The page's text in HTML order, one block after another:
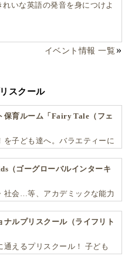
いな英語の発音を身につけよ
イベント情報 一覧
スクール
保育ルーム「Fairy Tale（フェ
を子ども達へ。バラエティーに
ます。
（ゴーグローバルインターキ
社会…等、アカデミックな能力
スクールです。
ナルプリスクール（ライフリト
通えるプリスクール！ 子ども